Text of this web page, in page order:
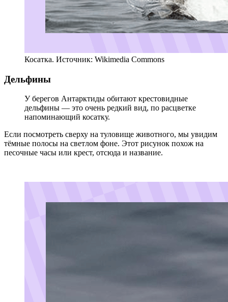
Косатка. Источник: Wikimedia Commons
Дельфины
У берегов Антарктиды обитают крестовидные
дельфины — это очень редкий вид, по расцветке
напоминающий косатку.
Если посмотреть сверху на туловище животного, мы увидим
тёмные полосы на светлом фоне. Этот рисунок похож на
песочные часы или крест, отсюда и название.